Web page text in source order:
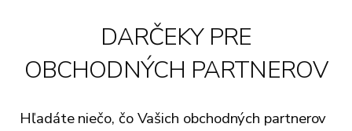
DARČEKY PRE
OBCHODNÝCH PARTNEROV
Hľadáte niečo, čo Vašich obchodných partnerov